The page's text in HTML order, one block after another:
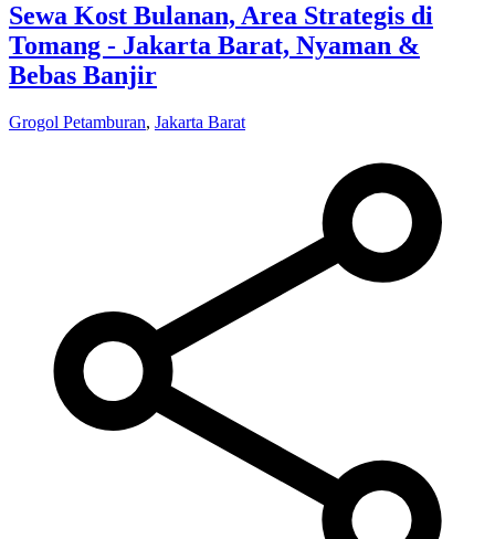
Sewa Kost Bulanan, Area Strategis di
Tomang - Jakarta Barat, Nyaman &
Bebas Banjir
Grogol Petamburan, Jakarta Barat